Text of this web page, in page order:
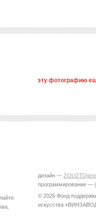
эту фотографию
дизайн —
программирование —
© 2026 Фонд
искусства